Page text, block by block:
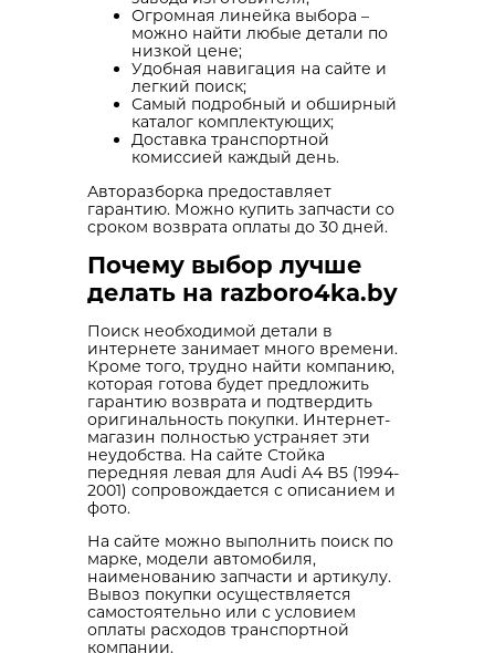
Огромная линейка выбора –
можно найти любые детали по
низкой цене;
Удобная навигация на сайте и
легкий поиск;
Самый подробный и обширный
каталог комплектующих;
Доставка транспортной
комиссией каждый день.
Авторазборка предоставляет
гарантию. Можно купить запчасти со
сроком возврата оплаты до 30 дней.
Почему выбор лучше
делать на razboro4ka.by
Поиск необходимой детали в
интернете занимает много времени.
Кроме того, трудно найти компанию,
которая готова будет предложить
гарантию возврата и подтвердить
оригинальность покупки. Интернет-
магазин полностью устраняет эти
неудобства. На сайте Стойка
передняя левая для Audi A4 B5 (1994-
2001) сопровождается с описанием и
фото.
На сайте можно выполнить поиск по
марке, модели автомобиля,
наименованию запчасти и артикулу.
Вывоз покупки осуществляется
самостоятельно или с условием
оплаты расходов транспортной
компании.